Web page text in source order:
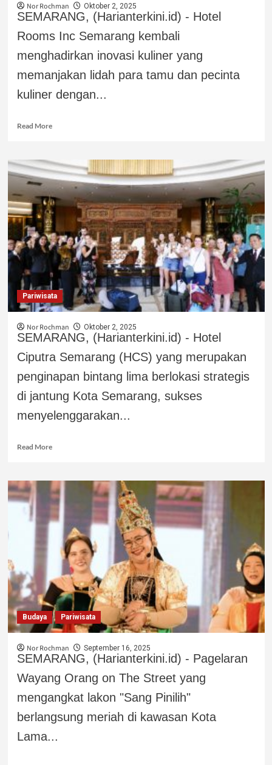
Nor Rochman Oktober 2, 2025
SEMARANG, (Harianterkini.id) - Hotel
Rooms Inc Semarang kembali
menghadirkan inovasi kuliner yang
memanjakan lidah para tamu dan pecinta
kuliner dengan...
Read More
Pariwisata
Nor Rochman Oktober 2, 2025
SEMARANG, (Harianterkini.id) - Hotel
Ciputra Semarang (HCS) yang merupakan
penginapan bintang lima berlokasi strategis
di jantung Kota Semarang, sukses
menyelenggarakan...
Read More
Budaya Pariwisata
Nor Rochman September 16, 2025
SEMARANG, (Harianterkini.id) - Pagelaran
Wayang Orang on The Street yang
mengangkat lakon "Sang Pinilih"
berlangsung meriah di kawasan Kota
Lama...